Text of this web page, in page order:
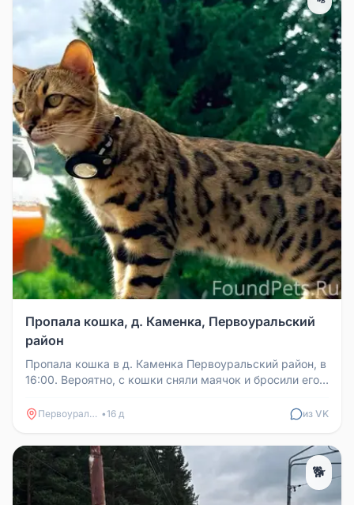
Пропала кошка, д. Каменка, Первоуральский
район
Пропала кошка в д. Каменка Первоуральский район, в
16:00. Вероятно, с кошки сняли маячок и бросили его в
Первоуральск •16 д из VK
🐕